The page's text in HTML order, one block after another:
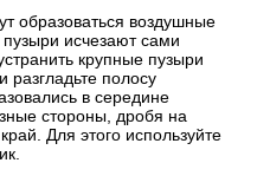
образоваться воздушные
исчезают сами
крупные пузыри
разгладьте полосу
в середине
стороны, дробя на
Для этого используйте